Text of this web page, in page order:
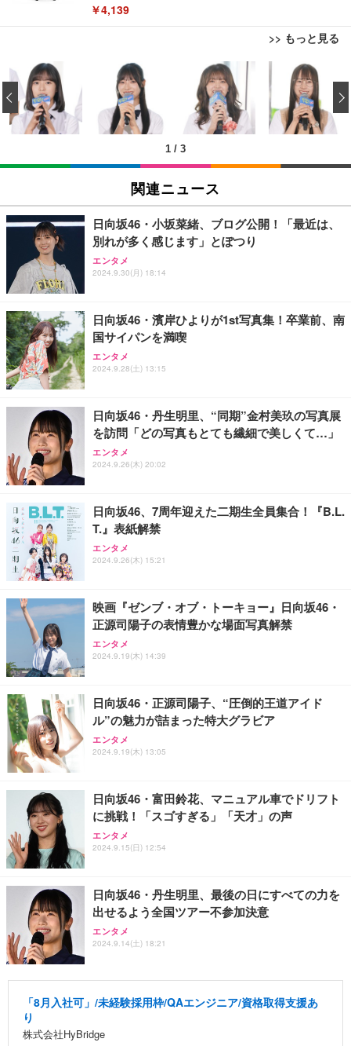
勤務 ブラック
￥4,139
>> もっと見る
【Amazon.co.jp限定】REGZA レグザ テレビ 32V3
5N(A) (32インチ / ハイビジョン/液晶/Airplay/ネット
動画対応)
￥39,800
REGZA レグザ テレビ 32V35S (32インチ / フルハイ
￥38,965
【Amazon.co.jp限定】REGZA レグザ テレビ 40V3
5N(A) (40インチ / フルハイビジョン/液晶/Airplay/ネ
ット動画対応)
【Amazon.co.jp限定】REGZA レグザ テレビ 24V3
5N(A) (24インチ / ハイビジョン/液晶/Airplay/ネット
動画対応)
Philips(フィリップス) チューナーレステレビ 43イン
チ 量子ドット FHD QLED スマートテレビ Google T
V内蔵 HDR10/Dolby Audio対応 ネット動画視聴可能
1 / 3
‹
関連ニュース
日向坂46・小坂菜緒、ブログ公開！「最近は、
別れが多く感じます」とぽつり
エンタメ
2024.9.30(月) 18:14
日向坂46・濱岸ひよりが1st写真集！卒業前、南
国サイパンを満喫
エンタメ
2024.9.28(土) 13:15
日向坂46・丹生明里、“同期”金村美玖の写真展
を訪問「どの写真もとても繊細で美しくて…」
エンタメ
2024.9.26(木) 20:02
日向坂46、7周年迎えた二期生全員集合！『B.L.
T.』表紙解禁
エンタメ
2024.9.26(木) 15:21
映画『ゼンブ・オブ・トーキョー』日向坂46・
正源司陽子の表情豊かな場面写真解禁
エンタメ
2024.9.19(木) 14:39
日向坂46・正源司陽子、“圧倒的王道アイド
ル”の魅力が詰まった特大グラビア
エンタメ
2024.9.19(木) 13:05
日向坂46・富田鈴花、マニュアル車でドリフト
に挑戦！「スゴすぎる」「天才」の声
エンタメ
2024.9.15(日) 12:54
日向坂46・丹生明里、最後の日にすべての力を
出せるよう全国ツアー不参加決意
エンタメ
2024.9.14(土) 18:21
「8月入社可」/未経験採用枠/QAエンジニア/資格取得支援あ
り
株式会社HyBridge